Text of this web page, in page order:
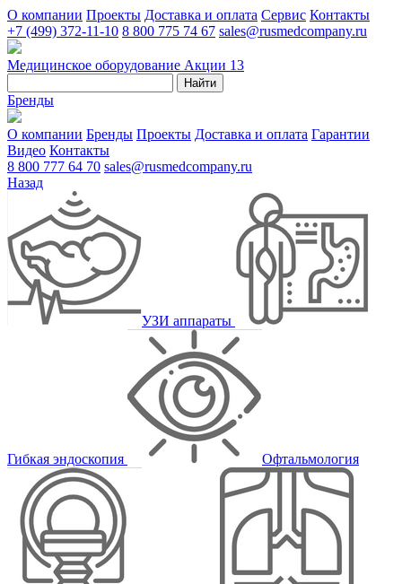
О компании Проекты Доставка и оплата Сервис Контакты
+7 (499) 372-11-10 8 800 775 74 67 sales@rusmedcompany.ru
Медицинское оборудование Акции 13
Найти
Бренды
О компании Бренды Проекты Доставка и оплата Гарантии
Видео Контакты
8 800 777 64 70 sales@rusmedcompany.ru
Назад
УЗИ аппараты
Гибкая эндоскопия Офтальмология